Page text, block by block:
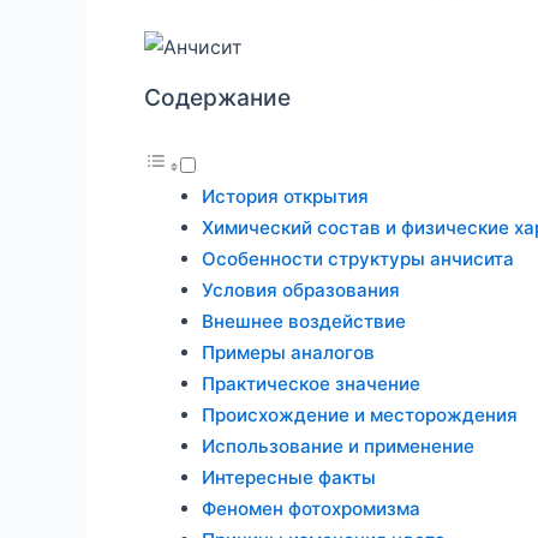
Содержание
История открытия
Химический состав и физические
Особенности структуры анчисита
Условия образования
Внешнее воздействие
Примеры аналогов
Практическое значение
Происхождение и месторождения
Использование и применение
Интересные факты
Феномен фотохромизма